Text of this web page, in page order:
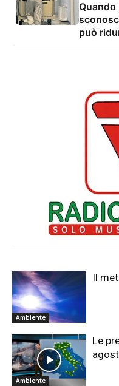
può
Ambiente
Il
Ambiente
Le